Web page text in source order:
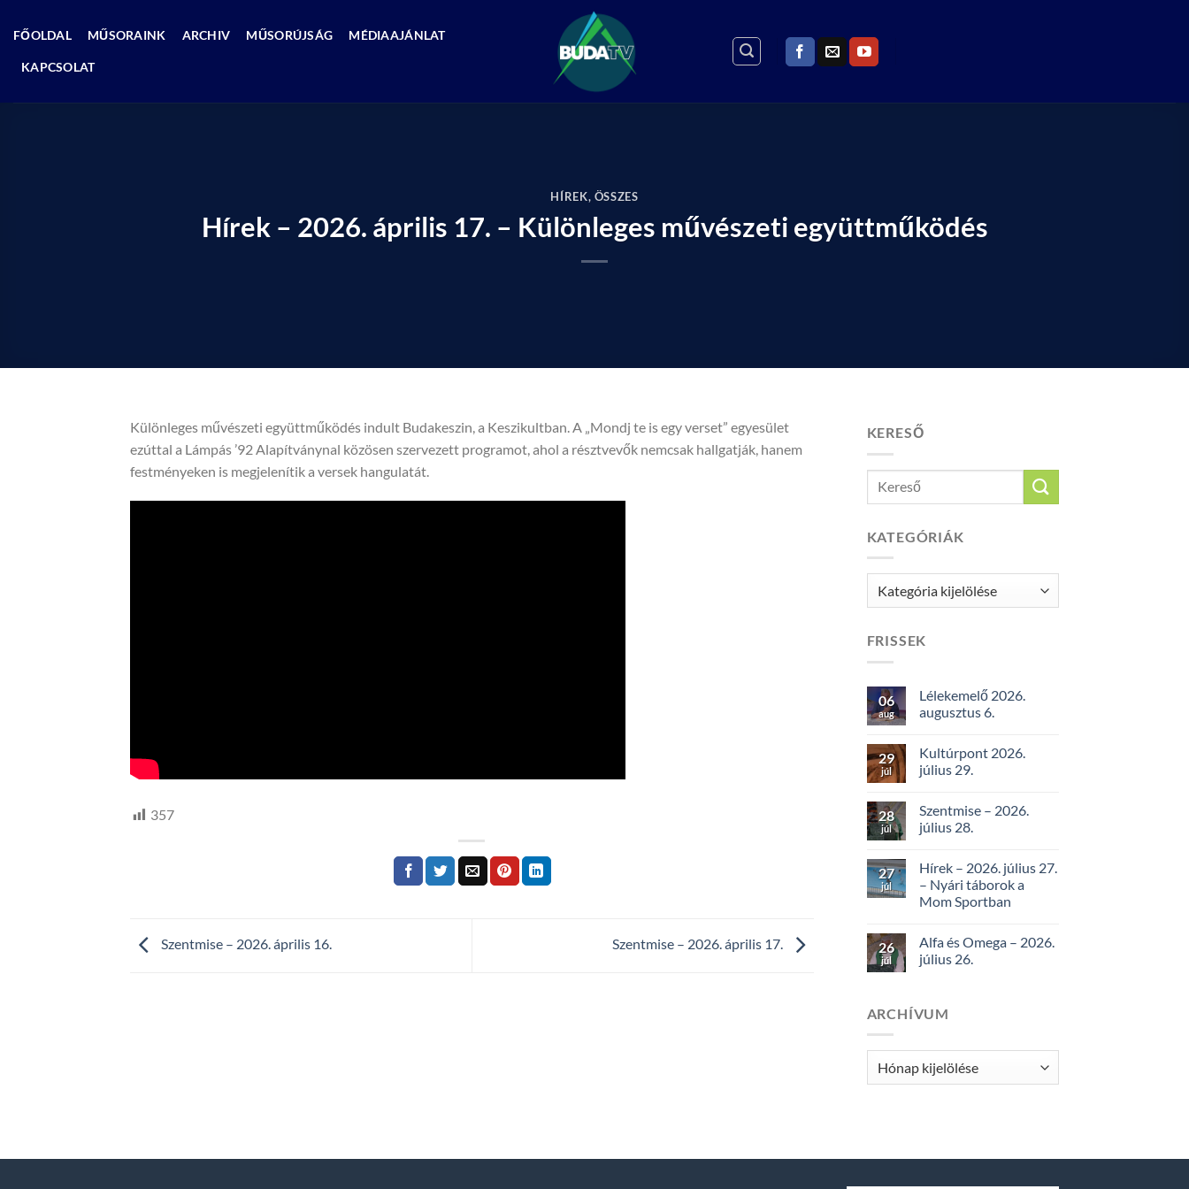
FŐOLDAL MŰSORAINK ARCHIV MŰSORÚJSÁG MÉDIAAJÁNLAT
KAPCSOLAT
HÍREK, ÖSSZES
Hírek – 2026. április 17. – Különleges művészeti együttműködés
Különleges művészeti együttműködés indult Budakeszin, a Keszikultban. A „Mondj te is egy verset” egyesület
ezúttal a Lámpás ’92 Alapítványnal közösen szervezett programot, ahol a résztvevők nemcsak hallgatják, hanem
festményeken is megjelenítik a versek hangulatát.
357
Szentmise – 2026. április 16. Szentmise – 2026. április 17.
KERESŐ
KATEGÓRIÁK
Kategóriák
FRISSEK
06
aug
Lélekemelő 2026.
augusztus 6.
29
júl
Kultúrpont 2026.
július 29.
28
júl
Szentmise – 2026.
július 28.
27
júl
Hírek – 2026. július 27.
– Nyári táborok a
Mom Sportban
26
júl
Alfa és Omega – 2026.
július 26.
ARCHÍVUM
Archívum